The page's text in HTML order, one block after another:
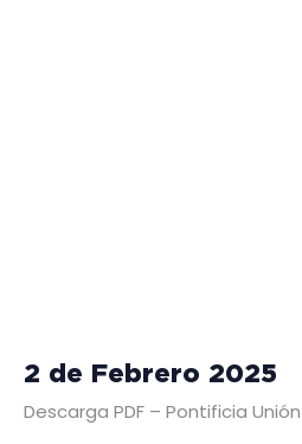
2 de Febrero 2025
Descarga PDF – Pontificia